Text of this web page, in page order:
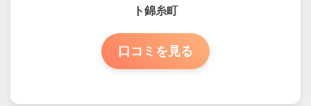
ト錦糸町
口コミを見る